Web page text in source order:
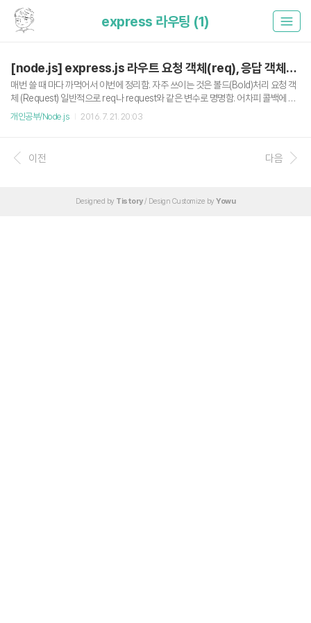
express 라우팅 (1)
[node.js] express.js 라우트 요청 객체(req), 응답 객체(res) 정리
매번 쓸 때 마다 까먹어서 이번에 정리함. 자주 쓰이는 것은 볼드(Bold)처리 요청 객
체 (Request) 일반적으로 req나 request와 같은 변수로 명명함. 어차피 콜백에 전
달되므로 마음대로 지어도 된다. 여기서는 req로 사용. Methods req.params : 이
름 붙은 라우트 파라미터를 담는다. ex : app.get(’/:idx’, (req, res) => { res.send(r
POST 파라미터를 담는다. 하지만 여러가지 혼란을 줄 수 있어 사용하는 것을 지양
해야한다. req.query : GET 방식으로 넘어오는 쿼리 스트링 파라미터를 담고 있다.
개인공부/Node.js 2016. 7. 21. 20:03
이전 다음
Designed by Tistory/ Design Customize by Yowu